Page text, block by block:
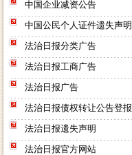
中国企业减资公告
中国公民个人证件遗失声明
法治日报分类广告
法治日报工商广告
法治日报广告
法治日报债权转让公告登报
法治日报遗失声明
法治日报官方网站